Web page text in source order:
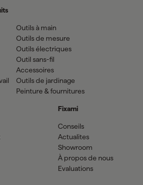
Outils à main
Outils de mesure
Outils électriques
Outil sans-fil
Accessoires
Outils de jardinage
Peinture & fournitures
Fixami
Conseils
Actualites
Showroom
À propos de nous
Evaluations